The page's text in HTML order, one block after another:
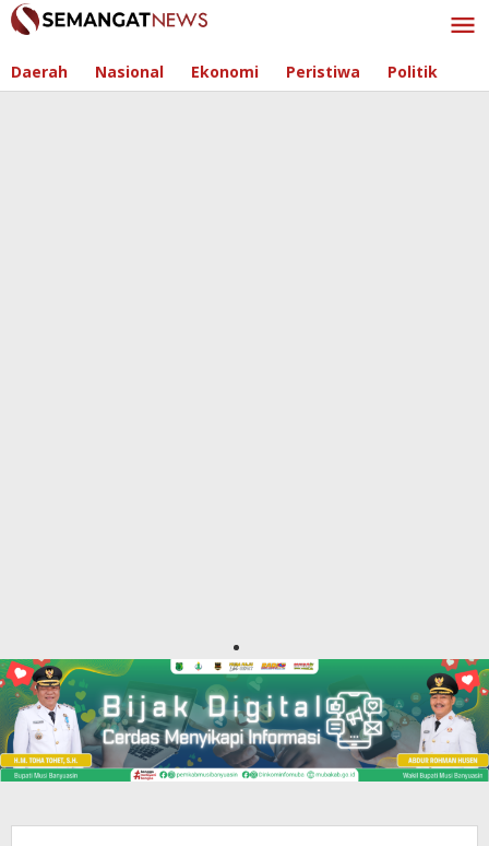
Skip
to
Daerah Nasional Ekonomi Peristiwa Politik